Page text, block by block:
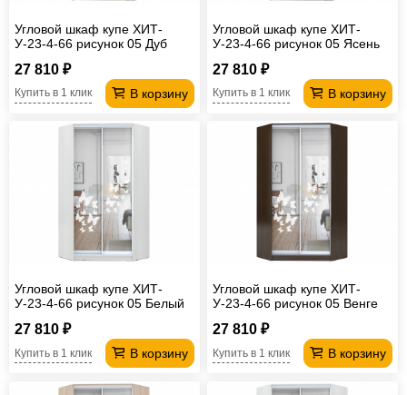
Угловой шкаф купе ХИТ-
У-23-4-66 рисунок 05 Дуб
27 810 ₽
В корзину
Купить в 1 клик
Угловой шкаф купе ХИТ-
У-23-4-66 рисунок 05 Ясень
27 810 ₽
В корзину
Купить в 1 клик
Угловой шкаф купе ХИТ-
У-23-4-66 рисунок 05 Белый
27 810 ₽
В корзину
Купить в 1 клик
Угловой шкаф купе ХИТ-
У-23-4-66 рисунок 05 Венге
27 810 ₽
В корзину
Купить в 1 клик